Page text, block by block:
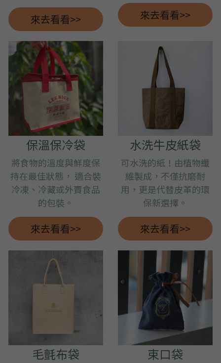
來去看看>> 來去看看>>
保溫保冷袋
將食物的溫度與鮮度保
持在最佳狀態， 適合裝
冷凍、冷藏或外賣食品
的包裝。
來去看看>>
毛氈布袋
水洗牛皮紙袋
可水洗的紙！由植物纖
維製成，不僅抗磨耐
用 ， 更是代替皮革的環
保新選擇。
來去看看>>
束口袋